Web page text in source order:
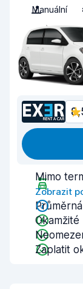
Manuální
Mimo
Zobrazit
Zaplatit